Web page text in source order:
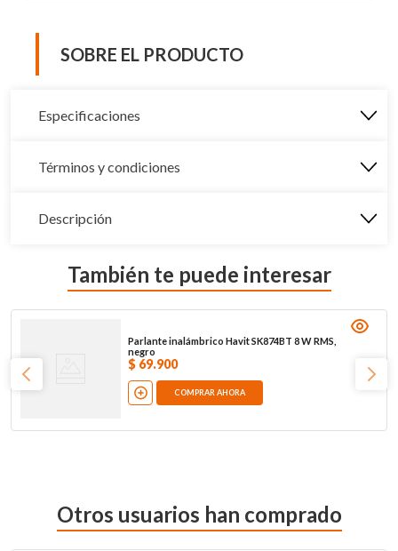
SOBRE EL PRODUCTO
Especificaciones
Términos y condiciones
Descripción
También te puede interesar
Parlante inalámbrico Havit SK874BT 8 W RMS,
negro
$ 69.900
COMPRAR AHORA
Otros usuarios han comprado